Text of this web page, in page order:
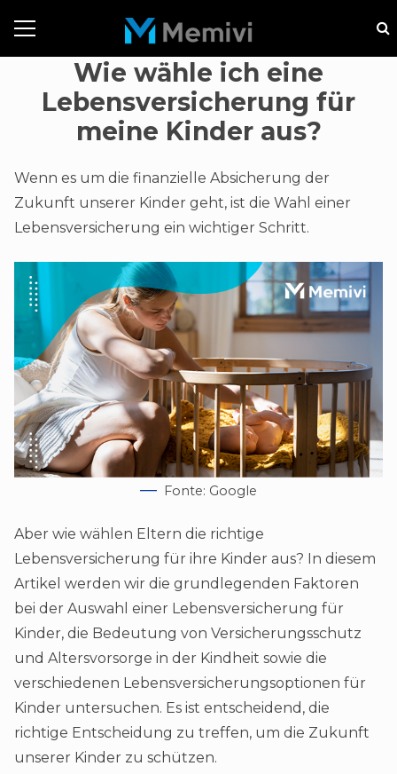
Wie wähle ich eine
Lebensversicherung für
meine Kinder aus?
Wenn es um die finanzielle Absicherung der
Zukunft unserer Kinder geht, ist die Wahl einer
Lebensversicherung ein wichtiger Schritt.
Fonte: Google
Aber wie wählen Eltern die richtige
Lebensversicherung für ihre Kinder aus? In diesem
Artikel werden wir die grundlegenden Faktoren
bei der Auswahl einer Lebensversicherung für
Kinder, die Bedeutung von Versicherungsschutz
und Altersvorsorge in der Kindheit sowie die
verschiedenen Lebensversicherungsoptionen für
Kinder untersuchen. Es ist entscheidend, die
richtige Entscheidung zu treffen, um die Zukunft
unserer Kinder zu schützen.